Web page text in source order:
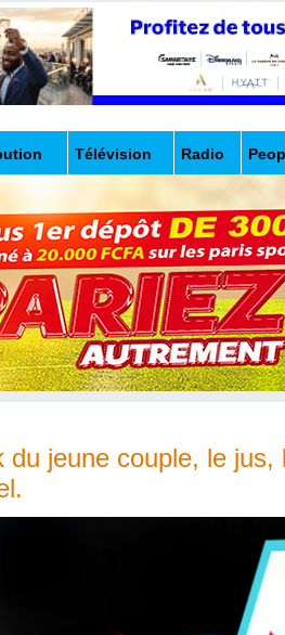
Télévision Radio
du jeune couple, le jus,